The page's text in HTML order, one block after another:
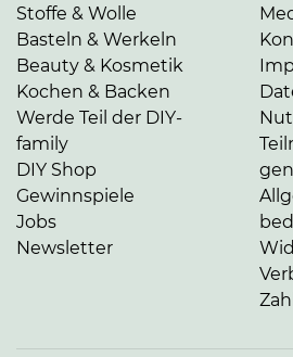
Stoffe & Wolle
Basteln & Werkeln
Beauty & Kosmetik
Kochen & Backen
Werde Teil der DIY-
family
DIY Shop
Gewinnspiele
Jobs
Newsletter